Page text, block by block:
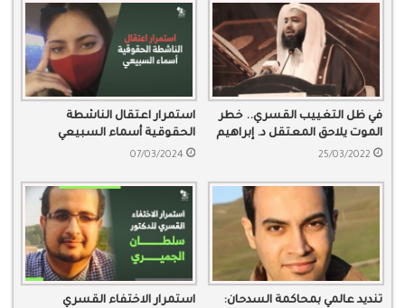
في ظل التغييب القسري.. خطر
الموت يلاحق المعتقل د. إبراهيم
اليماني
25/03/2022
استمرار اعتقال الناشطة
الحقوقية أسماء السبيعي
07/03/2024
تنديد عالمي بمحاكمة السدحان:
استمرار الاختفاء القسري